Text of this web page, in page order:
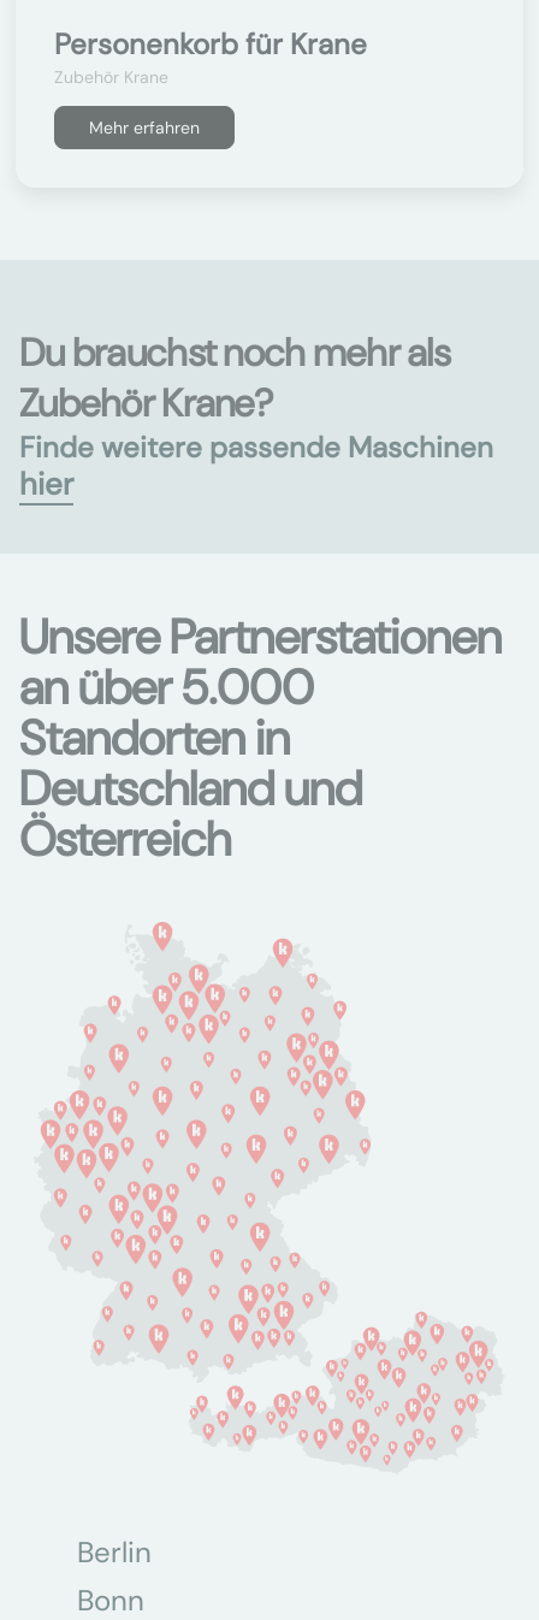
Personenkorb für Krane
Zubehör Krane
Mehr erfahren
Du brauchst noch mehr als
Zubehör Krane?
Finde weitere passende Maschinen
hier
Unsere Partnerstationen
an über 5.000
Standorten in
Deutschland und
Österreich
Berlin
Bonn